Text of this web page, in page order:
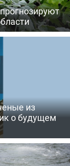
из
о будущем